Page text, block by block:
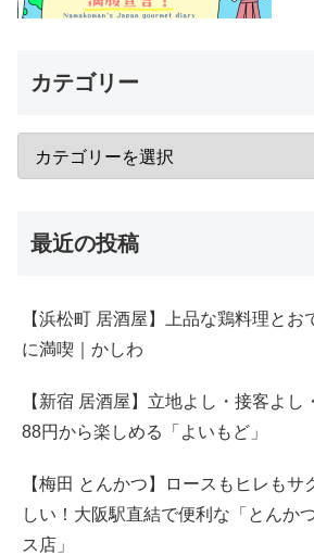
カテゴリー
最近の投稿
【浜松町 居酒屋】上品な鶏料理と
に満喫｜かしわ
【新宿 居酒屋】立地よし・接客よし
88円から楽しめる「よいもど」
【梅田 とんかつ】ロースもヒレもサ
しい！大阪駅直結で便利な「とんか
ス店」